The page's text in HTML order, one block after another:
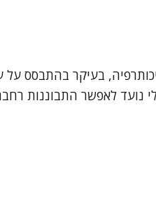
בעיקר בהתבסס
נועד לאפשר התבוננות